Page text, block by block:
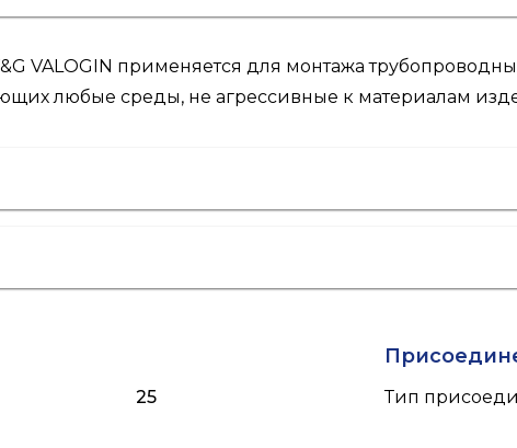
VALOGIN применяется для монтажа
любые среды, не агрессивные к материалам
25 Тип